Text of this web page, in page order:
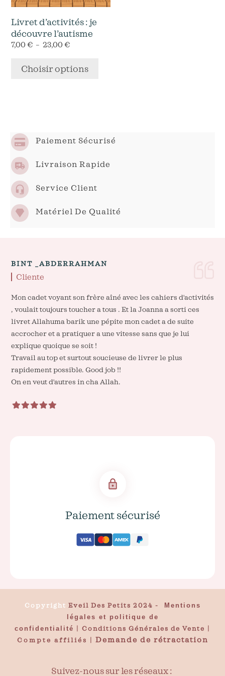
Livret d’activités : je
découvre l’autisme
7,00€ – 23,00€Plage
prix :
Choisir options
choisies
sur
la
page
Paiement Sécurisé
Livraison Rapide
Service Client
Matériel De Qualité
BINT _ABDERRAHMAN
Cliente
Mon cadet voyant son frère aîné avec les cahiers d'activités
, voulait toujours toucher a tous . Et la Joanna a sorti ces
livret Allahuma barik une pépite mon cadet a de suite
accrocher et a pratiquer a une vitesse sans que je lui
explique quoique se soit !
Travail au top et surtout soucieuse de livrer le plus
rapidement possible. Good job !!
On en veut d'autres in cha Allah.
Paiement sécurisé
Copyright Eveil Des Petits 2024 -
Mentions
légales et politique de
confidentialité
Conditions Générales de Vente
Compte affiliés
Demande de rétractation
Suivez-nous sur les réseaux :